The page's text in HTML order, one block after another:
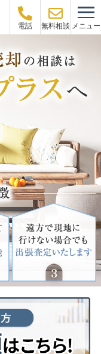
電話 無料相談 メニュー